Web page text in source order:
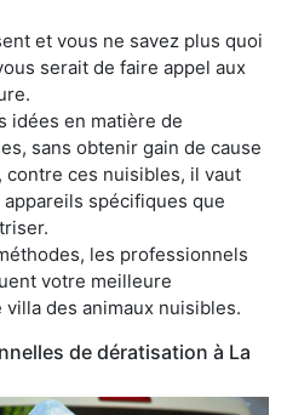
et vous ne savez plus quoi
serait de faire appel aux
idées en matière de
sans obtenir gain de cause
contre ces nuisibles, il vaut
spécifiques que
les professionnels
votre meilleure
des animaux nuisibles.
de dératisation à La